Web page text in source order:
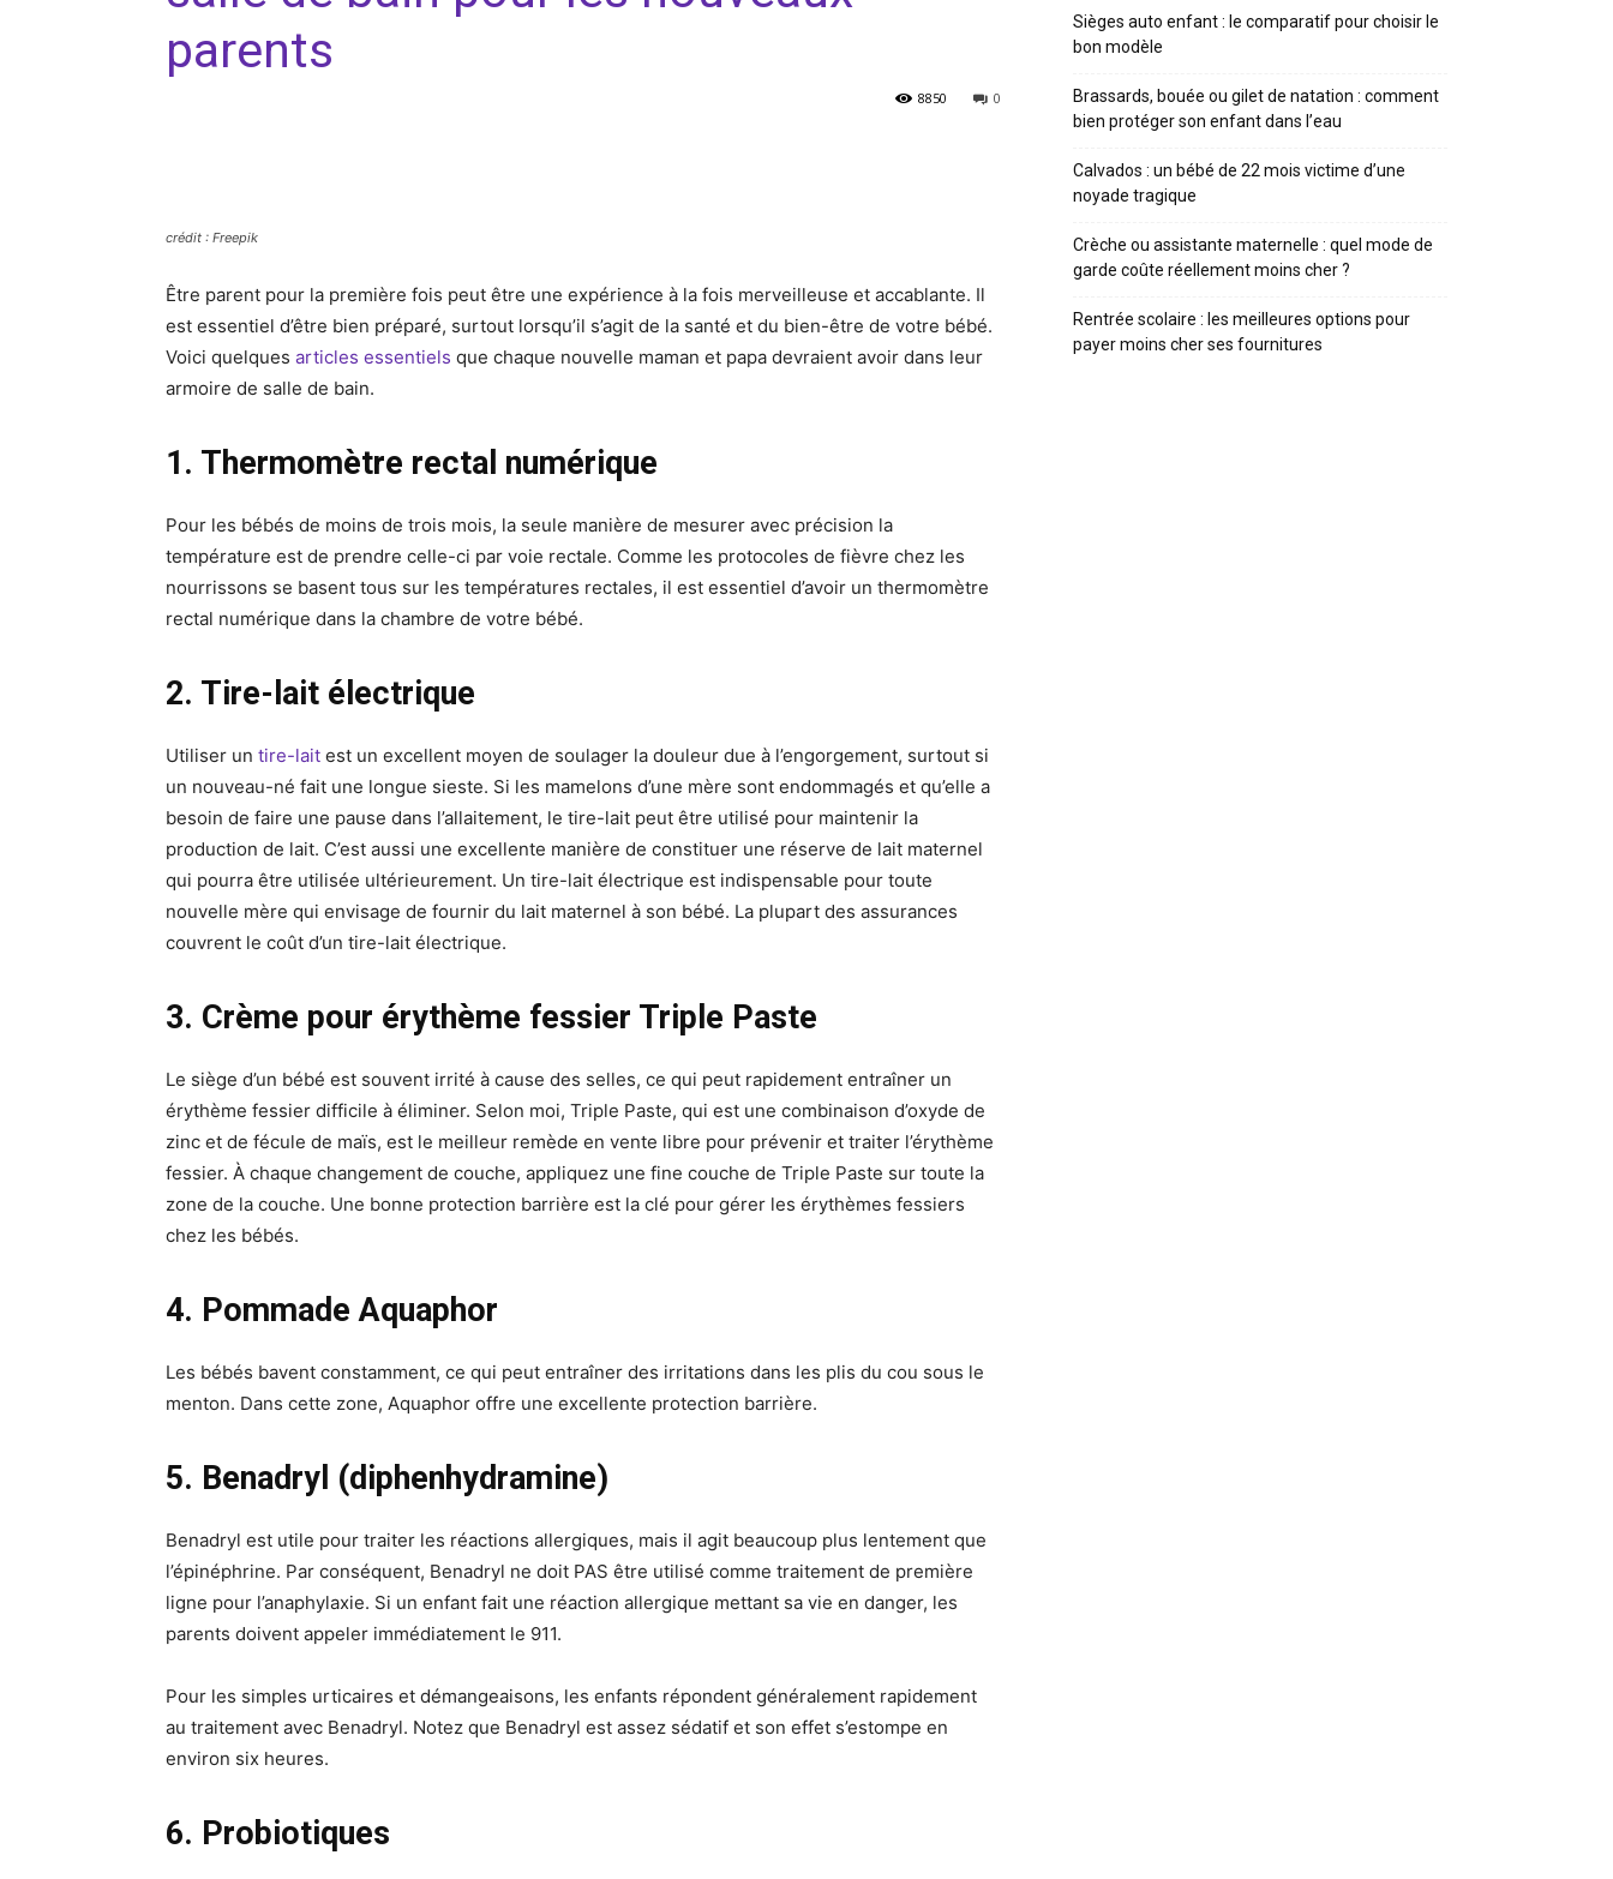
parents
0
8850
crédit : Freepik
Être parent pour la première fois peut être une expérience à la fois merveilleuse et accablante. Il
est essentiel d’être bien préparé, surtout lorsqu’il s’agit de la santé et du bien-être de votre bébé.
Voici quelques articles essentiels que chaque nouvelle maman et papa devraient avoir dans leur
armoire de salle de bain.
1. Thermomètre rectal numérique
Pour les bébés de moins de trois mois, la seule manière de mesurer avec précision la
température est de prendre celle-ci par voie rectale. Comme les protocoles de fièvre chez les
nourrissons se basent tous sur les températures rectales, il est essentiel d’avoir un thermomètre
rectal numérique dans la chambre de votre bébé.
2. Tire-lait électrique
Utiliser un tire-lait est un excellent moyen de soulager la douleur due à l’engorgement, surtout si
un nouveau-né fait une longue sieste. Si les mamelons d’une mère sont endommagés et qu’elle a
besoin de faire une pause dans l’allaitement, le tire-lait peut être utilisé pour maintenir la
production de lait. C’est aussi une excellente manière de constituer une réserve de lait maternel
qui pourra être utilisée ultérieurement. Un tire-lait électrique est indispensable pour toute
nouvelle mère qui envisage de fournir du lait maternel à son bébé. La plupart des assurances
couvrent le coût d’un tire-lait électrique.
3. Crème pour érythème fessier Triple Paste
Le siège d’un bébé est souvent irrité à cause des selles, ce qui peut rapidement entraîner un
érythème fessier difficile à éliminer. Selon moi, Triple Paste, qui est une combinaison d’oxyde de
zinc et de fécule de maïs, est le meilleur remède en vente libre pour prévenir et traiter l’érythème
fessier. À chaque changement de couche, appliquez une fine couche de Triple Paste sur toute la
zone de la couche. Une bonne protection barrière est la clé pour gérer les érythèmes fessiers
chez les bébés.
4. Pommade Aquaphor
Les bébés bavent constamment, ce qui peut entraîner des irritations dans les plis du cou sous le
menton. Dans cette zone, Aquaphor offre une excellente protection barrière.
5. Benadryl (diphenhydramine)
Benadryl est utile pour traiter les réactions allergiques, mais il agit beaucoup plus lentement que
l’épinéphrine. Par conséquent, Benadryl ne doit PAS être utilisé comme traitement de première
ligne pour l’anaphylaxie. Si un enfant fait une réaction allergique mettant sa vie en danger, les
parents doivent appeler immédiatement le 911.
Pour les simples urticaires et démangeaisons, les enfants répondent généralement rapidement
au traitement avec Benadryl. Notez que Benadryl est assez sédatif et son effet s’estompe en
environ six heures.
6. Probiotiques
Sièges auto enfant : le comparatif pour choisir le
bon modèle
Brassards, bouée ou gilet de natation : comment
bien protéger son enfant dans l’eau
Calvados : un bébé de 22 mois victime d’une
noyade tragique
Crèche ou assistante maternelle : quel mode de
garde coûte réellement moins cher ?
Rentrée scolaire : les meilleures options pour
payer moins cher ses fournitures